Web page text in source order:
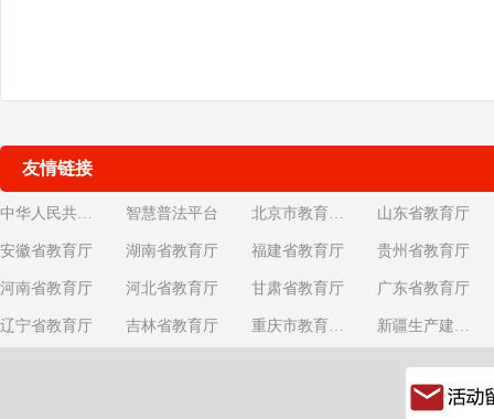
友情链接
中华人民共和国教育部 智慧普法平台 北京市教育委员会 山东省教育厅
安徽省教育厅 湖南省教育厅 福建省教育厅 贵州省教育厅
河南省教育厅 河北省教育厅 甘肃省教育厅 广东省教育厅
辽宁省教育厅 吉林省教育厅 重庆市教育委员会 新疆生产建设兵团教育局